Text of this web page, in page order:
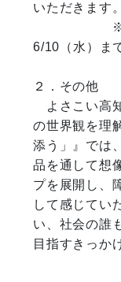
いただきます。
※抽選の
6/10（水）ま
２．その他
よさこい高
の世界観を理
添う」』では
品を通して想
プを展開し、
して感じてい
い、社会の誰
目指すきっか